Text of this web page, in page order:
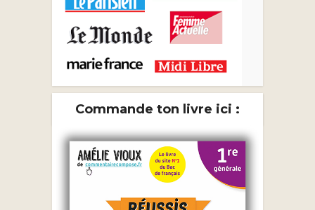
Commande ton livre ici :